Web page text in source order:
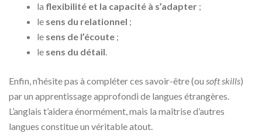
la flexibilité et la capacité à s’adapter ;
le sens du relationnel ;
le sens de l’écoute ;
le sens du détail.
Enfin, n’hésite pas à compléter ces savoir-être (ou soft skills)
par un apprentissage approfondi de langues étrangères.
L’anglais t’aidera énormément, mais la maîtrise d’autres
langues constitue un véritable atout.